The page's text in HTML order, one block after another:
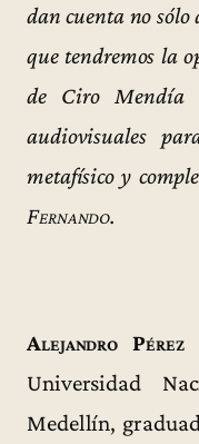
dan cuenta no
que tendremos la
de Ciro Mendía
audiovisuales
metafísico y
Fernando.
Alejandro Pérez
Universidad
Medellín,